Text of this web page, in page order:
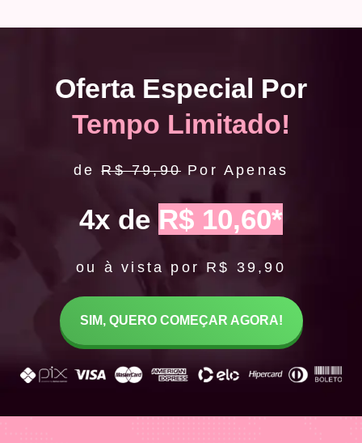
Oferta Especial Por
Tempo Limitado!
deR$ 79,90 Por Apenas
4x de R$ 10,60*
ou à vista por R$ 39,90
SIM, QUERO COMEÇAR AGORA!